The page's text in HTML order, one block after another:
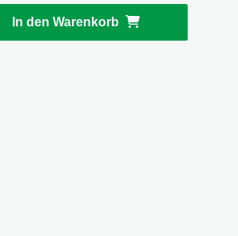
In den Warenkorb